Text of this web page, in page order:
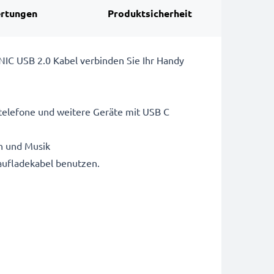
Produktsicherheit
USB 2.0 Kabel verbinden Sie Ihr Handy
und weitere Geräte mit USB C
und Musik
benutzen.